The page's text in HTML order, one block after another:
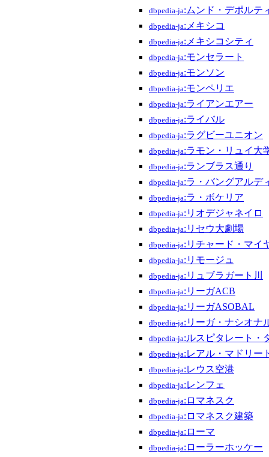
dbpedia-ja:ムンド・デポルテ
dbpedia-ja:メキシコ
dbpedia-ja:メキシコシティ
dbpedia-ja:モンセラート
dbpedia-ja:モンソン
dbpedia-ja:モンペリエ
dbpedia-ja:ライアンエアー
dbpedia-ja:ライバル
dbpedia-ja:ラグビーユニオン
dbpedia-ja:ラモン・リュイ大
dbpedia-ja:ランブラス通り
dbpedia-ja:ラ・バングアルデ
dbpedia-ja:ラ・ボケリア
dbpedia-ja:リオデジャネイロ
dbpedia-ja:リセウ大劇場
dbpedia-ja:リチャード・マイ
dbpedia-ja:リモージュ
dbpedia-ja:リュブラガート川
dbpedia-ja:リーガACB
dbpedia-ja:リーガASOBAL
dbpedia-ja:リーガ・ナシオナ
dbpedia-ja:ルスピタレート・
dbpedia-ja:レアル・マドリー
dbpedia-ja:レウス空港
dbpedia-ja:レンフェ
dbpedia-ja:ロマネスク
dbpedia-ja:ロマネスク建築
dbpedia-ja:ローマ
dbpedia-ja:ローラーホッケー